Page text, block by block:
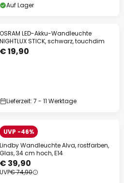
Auf Lager
OSRAM LED-Akku-Wandleuchte
NIGHTLUX STICK, schwarz, touchdim
€ 19,90
Lieferzeit: 7 - 11 Werktage
UVP -46%
Lindby Wandleuchte Alva, rostfarben,
Glas, 34 cm hoch, E14
€ 39,90
UVP€ 74,90